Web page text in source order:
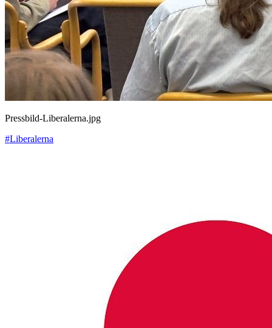
Pressbild-Liberalerna.jpg
#Liberalerna